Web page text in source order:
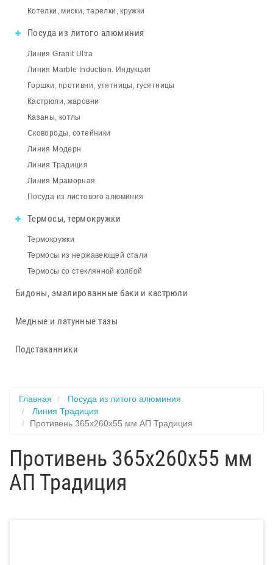
Котелки, миски, тарелки, кружки
Посуда из литого алюминия
Линия Granit Ultra
Линия Marble Induction. Индукция
Горшки, противни, утятницы, гусятницы
Кастрюли, жаровни
Казаны, котлы
Сковороды, сотейники
Линия Модерн
Линия Традиция
Линия Мраморная
Посуда из листового алюминия
Термосы, термокружки
Термокружки
Термосы из нержавеющей стали
Термосы со стеклянной колбой
Бидоны, эмалированные баки и кастрюли
Медные и латунные тазы
Подстаканники
Главная
Посуда из литого алюминия
Линия Традиция
Противень 365х260х55 мм АП Традиция
Противень 365х260х55 мм
АП Традиция